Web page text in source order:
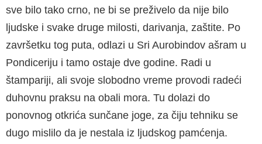
sve bilo tako crno, ne bi se preživelo da nije bilo
ljudske i svake druge milosti, darivanja, zaštite. Po
završetku tog puta, odlazi u Sri Aurobindov ašram u
Pondiceriju i tamo ostaje dve godine. Radi u
štampariji, ali svoje slobodno vreme provodi radeći
duhovnu praksu na obali mora. Tu dolazi do
ponovnog otkrića sunčane joge, za čiju tehniku se
dugo mislilo da je nestala iz ljudskog pamćenja.